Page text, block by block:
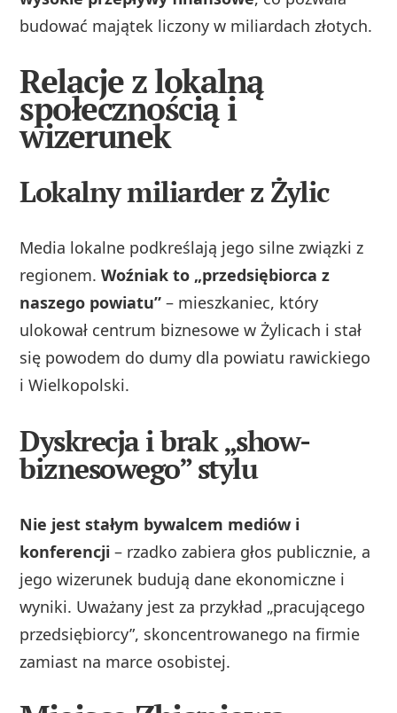
budować majątek liczony w miliardach złotych.
Relacje z lokalną
społecznością i
wizerunek
Lokalny miliarder z Żylic
Media lokalne podkreślają jego silne związki z
regionem.Woźniak to „przedsiębiorca z
naszego powiatu” – mieszkaniec, który
ulokował centrum biznesowe w Żylicach i stał
się powodem do dumy dla powiatu rawickiego
i Wielkopolski.
Dyskrecja i brak „show-
biznesowego” stylu
Nie jest stałym bywalcem mediów i
konferencji – rzadko zabiera głos publicznie, a
jego wizerunek budują dane ekonomiczne i
wyniki. Uważany jest za przykład „pracującego
przedsiębiorcy”, skoncentrowanego na firmie
zamiast na marce osobistej.